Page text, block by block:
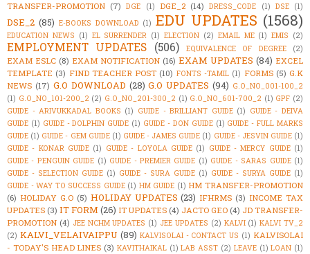
TRANSFER-PROMOTION (7) DGE (1) DGE_2 (14) DRESS_CODE (1) DSE (1)
DSE_2 (85) E-BOOKS DOWNLOAD (1) EDU UPDATES (1568)
EDUCATION NEWS (1) EL SURRENDER (1) ELECTION (2) EMAIL ME (1) EMIS (2)
EMPLOYMENT UPDATES (506) EQUIVALENCE OF DEGREE (2)
EXAM ESLC (8) EXAM NOTIFICATION (16) EXAM UPDATES (84) EXCEL
TEMPLATE (3) FIND TEACHER POST (10) FONTS -TAMIL (1) FORMS (5) G.K
NEWS (17) G.O DOWNLOAD (28) G.O UPDATES (94) G.O_NO_001-100_2
(1) G.O_NO_101-200_2 (2) G.O_NO_201-300_2 (1) G.O_NO_601-700_2 (1) GPF (2)
GUIDE - ARIVUKKADAL BOOKS (1) GUIDE - BRILLIANT GUIDE (1) GUIDE - DEIVA
GUIDE (1) GUIDE - DOLPHIN GUIDE (1) GUIDE - DON GUIDE (1) GUIDE - FULL MARKS
GUIDE (1) GUIDE - GEM GUIDE (1) GUIDE - JAMES GUIDE (1) GUIDE - JESVIN GUIDE (1)
GUIDE - KONAR GUIDE (1) GUIDE - LOYOLA GUIDE (1) GUIDE - MERCY GUIDE (1)
GUIDE - PENGUIN GUIDE (1) GUIDE - PREMIER GUIDE (1) GUIDE - SARAS GUIDE (1)
GUIDE - SELECTION GUIDE (1) GUIDE - SURA GUIDE (1) GUIDE - SURYA GUIDE (1)
GUIDE - WAY TO SUCCESS GUIDE (1) HM GUIDE (1) HM TRANSFER-PROMOTION
(6) HOLIDAY G.O (5) HOLIDAY UPDATES (23) IFHRMS (3) INCOME TAX
UPDATES (3) IT FORM (26) IT UPDATES (4) JACTO GEO (4) JD TRANSFER-
PROMOTION (4) JEE NCHM UPDATES (1) JEE UPDATES (2) KALVI (1) KALVI TV_2
(2) KALVI_VELAIVAIPPU (89) KALVISOLAI - CONTACT US (1) KALVISOLAI
- TODAY'S HEAD LINES (3) KAVITHAIKAL (1) LAB ASST (2) LEAVE (1) LOAN (1)